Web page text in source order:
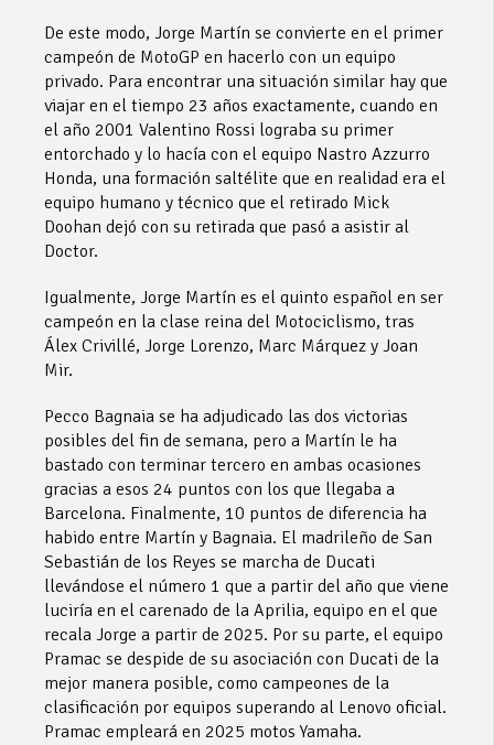
De este modo, Jorge Martín se convierte en el primer
campeón de MotoGP en hacerlo con un equipo
privado. Para encontrar una situación similar hay que
viajar en el tiempo 23 años exactamente, cuando en
el año 2001 Valentino Rossi lograba su primer
entorchado y lo hacía con el equipo Nastro Azzurro
Honda, una formación saltélite que en realidad era el
equipo humano y técnico que el retirado Mick
Doohan dejó con su retirada que pasó a asistir al
Doctor.
Igualmente, Jorge Martín es el quinto español en ser
campeón en la clase reina del Motociclismo, tras
Álex Crivillé, Jorge Lorenzo, Marc Márquez y Joan
Mir.
Pecco Bagnaia se ha adjudicado las dos victorias
posibles del fin de semana, pero a Martín le ha
bastado con terminar tercero en ambas ocasiones
gracias a esos 24 puntos con los que llegaba a
Barcelona. Finalmente, 10 puntos de diferencia ha
habido entre Martín y Bagnaia. El madrileño de San
Sebastián de los Reyes se marcha de Ducati
llevándose el número 1 que a partir del año que viene
luciría en el carenado de la Aprilia, equipo en el que
recala Jorge a partir de 2025. Por su parte, el equipo
Pramac se despide de su asociación con Ducati de la
mejor manera posible, como campeones de la
clasificación por equipos superando al Lenovo oficial.
Pramac empleará en 2025 motos Yamaha.